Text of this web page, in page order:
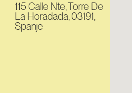
115 Calle Nte, Torre De
La Horadada, 03191,
Spanje